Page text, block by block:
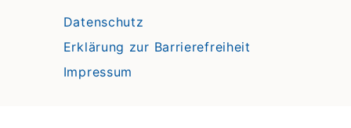
Datenschutz
Erklärung zur Barrierefreiheit
Impressum